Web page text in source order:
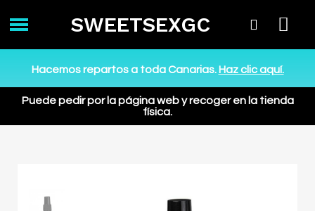
SWEETSEXGC
Hacemos repartos a toda Canarias.Haz clic aquí.
Puede pedir por la página web y recoger en la tienda
física.